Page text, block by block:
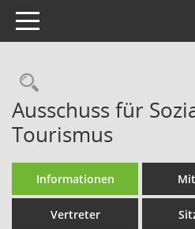
Toggle navigation
Rechercheauswahl
Ausschuss für
Tourismus
Informationen
Vertreter